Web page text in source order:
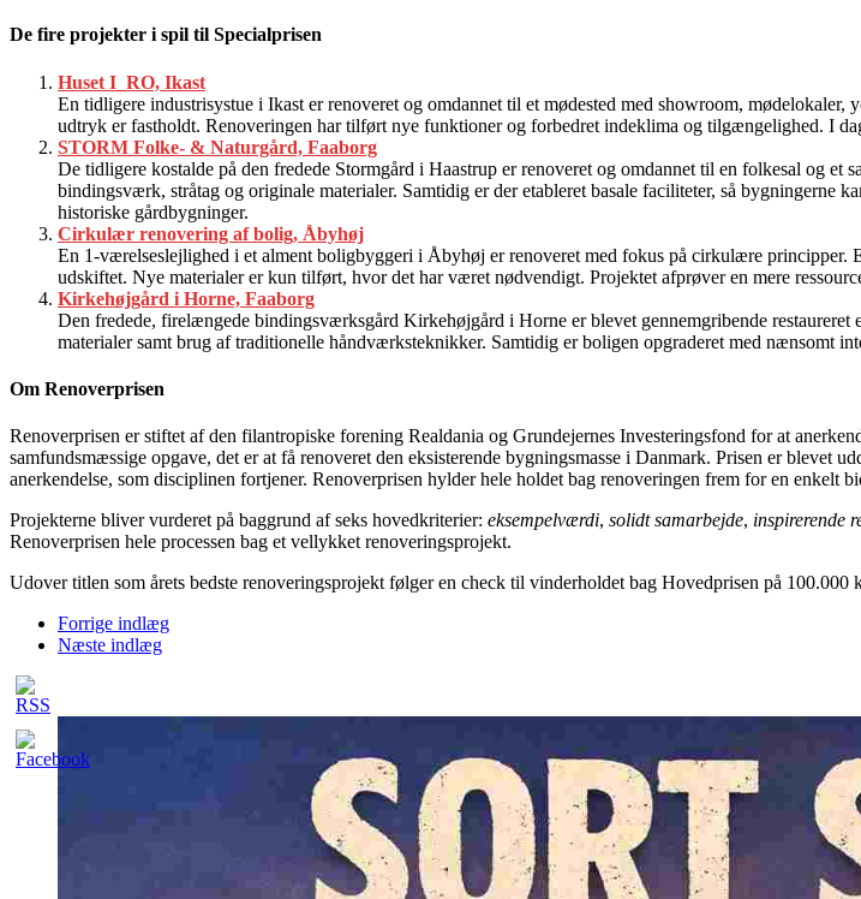
De fire projekter i spil til Specialprisen
Huset I_RO, Ikast
En tidligere industrisystue i Ikast er renoveret og omdannet til et mødested med showroom,
udtryk er fastholdt. Renoveringen har tilført nye funktioner og forbedret indeklima og tilgængelighed. I
STORM Folke- & Naturgård, Faaborg
De tidligere kostalde på den fredede Stormgård i Haastrup er renoveret og omdannet til en folkesal og
bindingsværk, stråtag og originale materialer. Samtidig er der etableret basale faciliteter, så bygningerne
historiske gårdbygninger.
Cirkulær renovering af bolig, Åbyhøj
En 1-værelseslejlighed i et alment boligbyggeri i Åbyhøj er renoveret med fokus på cirkulære principper.
udskiftet. Nye materialer er kun tilført, hvor det har været nødvendigt. Projektet afprøver en mere
Kirkehøjgård i Horne, Faaborg
Den fredede, firelængede bindingsværksgård Kirkehøjgård i Horne er blevet gennemgribende
materialer samt brug af traditionelle håndværksteknikker. Samtidig er boligen opgraderet med nænsomt
Om Renoverprisen
Renoverprisen er stiftet af den filantropiske forening Realdania og Grundejernes Investeringsfond for at
samfundsmæssige opgave, det er at få renoveret den eksisterende bygningsmasse i Danmark. Prisen er
anerkendelse, som disciplinen fortjener. Renoverprisen hylder hele holdet bag renoveringen frem for en enkelt
Projekterne bliver vurderet på baggrund af seks hovedkriterier: eksempelværdi, solidt samarbejde, inspirerende
Renoverprisen hele processen bag et vellykket renoveringsprojekt.
Udover titlen som årets bedste renoveringsprojekt følger en check til vinderholdet bag Hovedprisen på 100.000
Forrige indlæg
Næste indlæg